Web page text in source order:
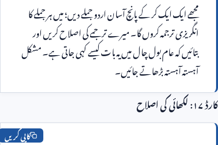
مجھے ایک ایک کر کے پانچ آسان اردو جملے دیں؛ میں ہر جملے کا
انگریزی ترجمہ کروں گا۔ میرے ترجمے کی اصلاح کریں اور
بتائیں کہ عام بول چال میں یہ بات کیسے کہی جاتی ہے۔ مشکل
آہستہ بڑھاتے جائیں۔
کاپی کریں